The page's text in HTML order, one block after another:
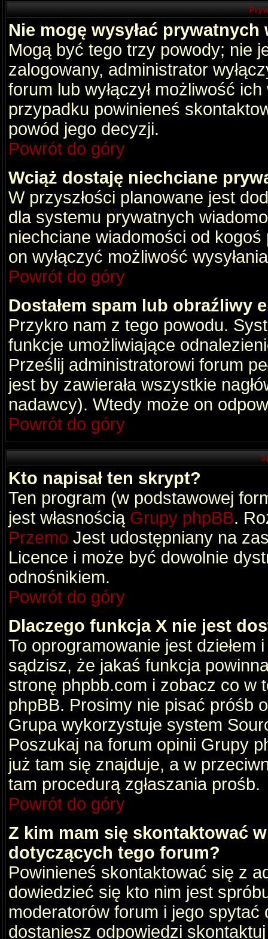
Nie mogę wysyłać
Mogą być tego trzy powody; nie
zalogowany, administrator
forum lub wyłączył możliwość
przypadku powinieneś
powód jego decyzji.
Powrót do góry
Wciąż dostaję niechciane
W przyszłości planowane jest
dla systemu prywatnych
niechciane wiadomości od
on wyłączyć możliwość
Powrót do góry
Dostałem spam lub obraźliwy
Przykro nam z tego powodu.
funkcje umożliwiające
Prześlij administratorowi forum
jest by zawierała wszystkie
nadawcy). Wtedy może on
Powrót do góry
Kto napisał ten skrypt?
Ten program (w podstawowej
jest własnością Grupy phpBB.
Przemo Jest udostępniany na
Licence i może być dowolnie
odnośnikiem.
Powrót do góry
Dlaczego funkcja X nie jest
To oprogramowanie jest dziełem
sądzisz, że jakaś funkcja
stronę phpbb.com i zobacz co w
phpBB. Prosimy nie pisać próśb
Grupa wykorzystuje system
Poszukaj na forum opinii Grupy
już tam się znajduje, a w
tam procedurą zgłaszania prośb.
Powrót do góry
Z kim mam się skontaktować
dotyczących tego forum?
Powinieneś skontaktować się z
dowiedzieć się kto nim jest
moderatorów forum i jego
dostaniesz odpowiedzi